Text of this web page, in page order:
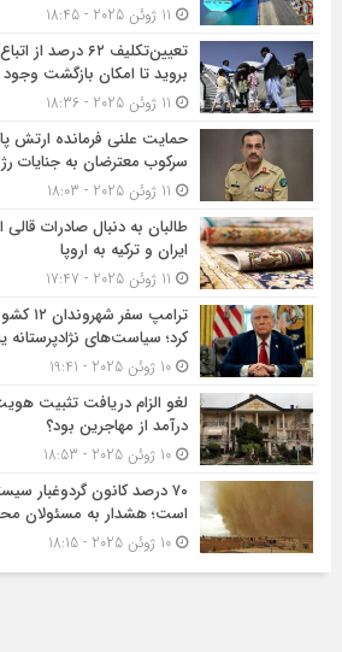
تعیین‌تکلیف ۶۲
بروید تا امکان بازگشت
حمایت علنی فرمانده ارتش
سرکوب معترضان به جنایات
طالبان به دنبال صادرات قالی
ایران و ترکیه به اروپا
ترامپ
کرد؛ سیاست‌های نژادپرستانه
10 ژوئن 2025 - 19:41
لغو الزام دریافت تثبیت
درآمد از مهاجرین بود؟
10 ژوئن 2025 - 18:53
۷۰ درصد کانون گردوغبار
است؛ هشدار به مسئولان
10 ژوئن 2025 - 18:15